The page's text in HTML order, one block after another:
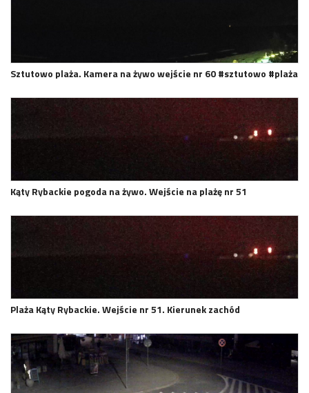
Sztutowo plaża. Kamera na żywo wejście nr 60 #sztutowo #plaża
Kąty Rybackie pogoda na żywo. Wejście na plażę nr 51
Plaża Kąty Rybackie. Wejście nr 51. Kierunek zachód